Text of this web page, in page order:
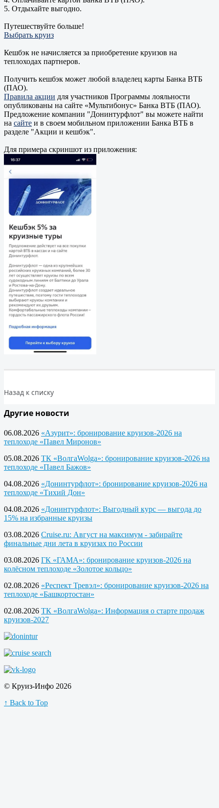
5. Отдыхайте выгодно.
Путешествуйте больше!
Выбрать круиз
Кешбэк не начисляется за приобретение круизов на
теплоходах партнеров.
Получить кешбэк может любой владелец карты Банка ВТБ
(ПАО).
Правила акции для участников Программы лояльности
опубликованы на сайте «Мультибонус» Банка ВТБ (ПАО).
Предложение компании "Донинтурфлот" вы можете найти
на сайте и в своем мобильном приложении Банка ВТБ в
разделе "Акции и кешбэк".
Для примера скриншот из приложения:
Назад к списку
Другие новости
06.08.2026 «Азурит»: бронирование круизов-2026 на
теплоходе «Павел Миронов»
05.08.2026 ТК «ВолгаWolga»: бронирование круизов-2026 на
теплоходе «Павел Бажов»
04.08.2026 «Донинтурфлот»: бронирование круизов-2026 на
теплоходе «Тихий Дон»
04.08.2026 «Донинтурфлот»: Выгодный курс — выгода до
15% на избранные круизы
03.08.2026 Cruise.ru: Август на максимум - забирайте
финальные дни лета в круизах по России
03.08.2026 ГК «ГАМА»: бронирование круизов-2026 на
колёсном теплоходе «Золотое кольцо»
02.08.2026 «Респект Тревэл»: бронирование круизов-2026 на
теплоходе «Башкортостан»
02.08.2026 ТК «ВолгаWolga»: Информация о старте продаж
круизов-2027
© Круиз-Инфо 2026
↑ Back to Top